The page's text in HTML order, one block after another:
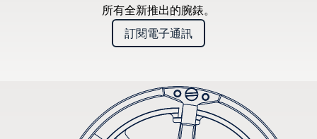
所有全新推出的腕錶。
訂閱電子通訊